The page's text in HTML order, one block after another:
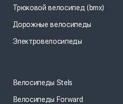
Трюковой велосипед (bmx)
Дорожные велосипеды
Электровелосипеды
Велосипеды Stels
Велосипеды Forward